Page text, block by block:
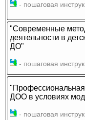
- пошаговая
"Современные
деятельности в
ДО"
- пошаговая
"Профессиональная
ДОО в условиях
- пошаговая